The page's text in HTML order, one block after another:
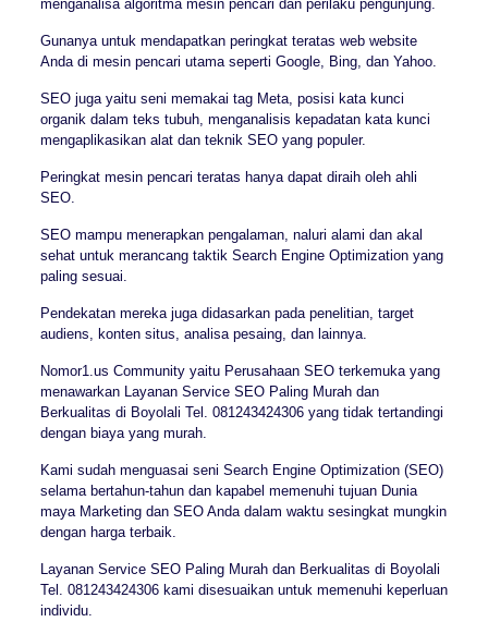
menganalisa algoritma mesin pencari dan perilaku pengunjung.
Gunanya untuk mendapatkan peringkat teratas web website
Anda di mesin pencari utama seperti Google, Bing, dan Yahoo.
SEO juga yaitu seni memakai tag Meta, posisi kata kunci
organik dalam teks tubuh, menganalisis kepadatan kata kunci
mengaplikasikan alat dan teknik SEO yang populer.
Peringkat mesin pencari teratas hanya dapat diraih oleh ahli
SEO.
SEO mampu menerapkan pengalaman, naluri alami dan akal
sehat untuk merancang taktik Search Engine Optimization yang
paling sesuai.
Pendekatan mereka juga didasarkan pada penelitian, target
audiens, konten situs, analisa pesaing, dan lainnya.
Nomor1.us Community yaitu Perusahaan SEO terkemuka yang
menawarkan Layanan Service SEO Paling Murah dan
Berkualitas di Boyolali Tel. 081243424306 yang tidak tertandingi
dengan biaya yang murah.
Kami sudah menguasai seni Search Engine Optimization (SEO)
selama bertahun-tahun dan kapabel memenuhi tujuan Dunia
maya Marketing dan SEO Anda dalam waktu sesingkat mungkin
dengan harga terbaik.
Layanan Service SEO Paling Murah dan Berkualitas di Boyolali
Tel. 081243424306 kami disesuaikan untuk memenuhi keperluan
individu.